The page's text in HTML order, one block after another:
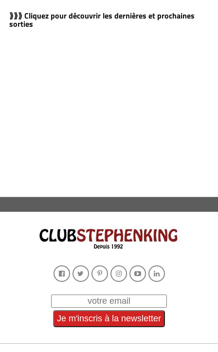
⟫⟫⟫ Cliquez pour découvrir les dernières et prochaines
sorties